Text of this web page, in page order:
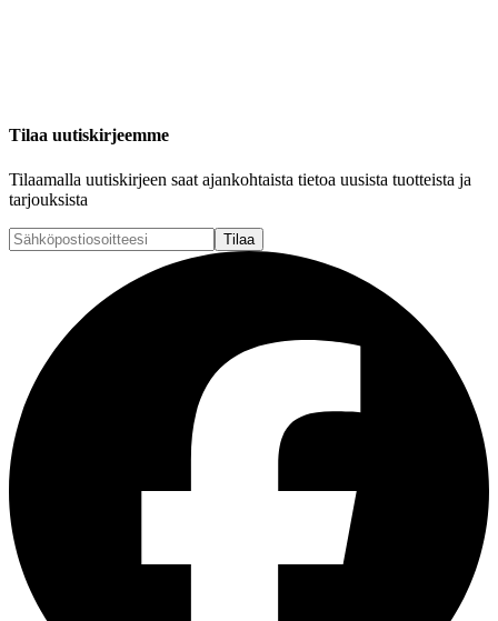
Tilaa uutiskirjeemme
Tilaamalla uutiskirjeen saat ajankohtaista tietoa uusista tuotteista ja
tarjouksista
Tilaa